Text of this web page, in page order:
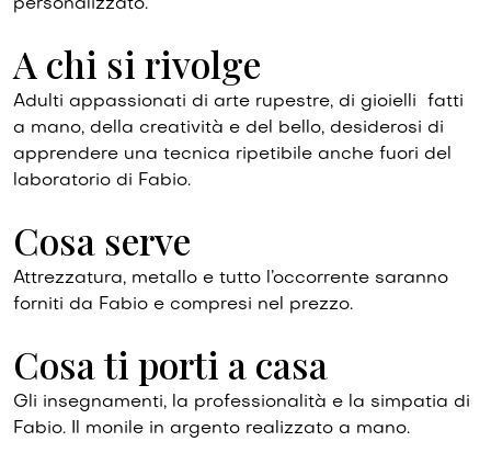
personalizzato.
A chi si rivolge
Adulti appassionati di arte rupestre, di gioielli fatti
a mano, della creatività e del bello, desiderosi di
apprendere una tecnica ripetibile anche fuori del
laboratorio di Fabio.
Cosa serve
Attrezzatura, metallo e tutto l’occorrente saranno
forniti da Fabio e compresi nel prezzo.
Cosa ti porti a casa
Gli insegnamenti, la professionalità e la simpatia di
Fabio. Il monile in argento realizzato a mano.